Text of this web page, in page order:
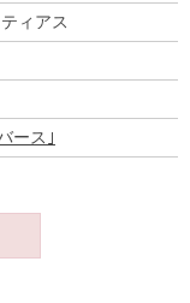
ィアス
ース｣